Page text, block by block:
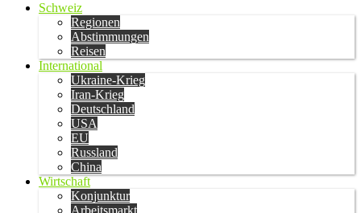
Schweiz
Regionen
Abstimmungen
Reisen
International
Ukraine-Krieg
Iran-Krieg
Deutschland
USA
EU
Russland
China
Wirtschaft
Konjunktur
Arbeitsmarkt